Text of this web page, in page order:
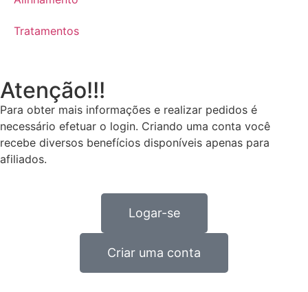
Tratamentos
Atenção!!!
Para obter mais informações e realizar pedidos é
necessário efetuar o login. Criando uma conta você
recebe diversos benefícios disponíveis apenas para
afiliados.
Logar-se
Criar uma conta